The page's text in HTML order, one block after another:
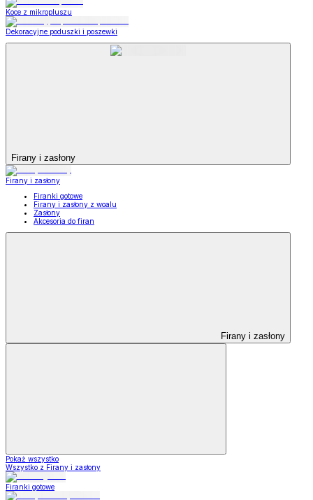
Koce z mikropluszu
Dekoracyjne poduszki i poszewki
Firany i zasłony
Firany i zasłony
Firanki gotowe
Firany i zasłony z woalu
Zasłony
Akcesoria do firan
Firany i zasłony
Pokaż wszystko
Wszystko z Firany i zasłony
Firanki gotowe